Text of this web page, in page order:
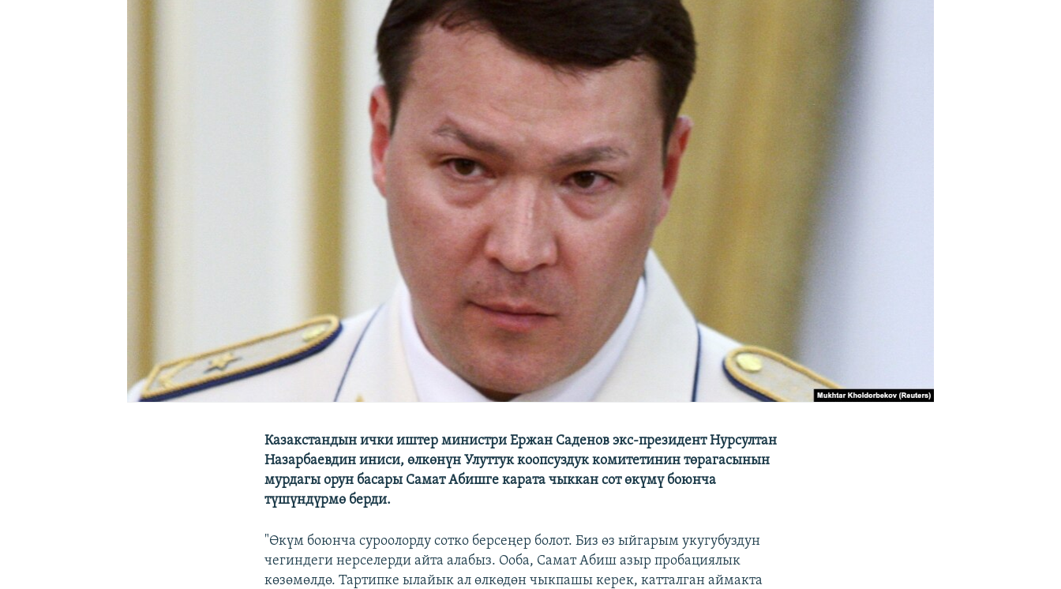
Казакстандын ички иштер министри Ержан Саденов экс-президент Нурсултан
Назарбаевдин иниси, өлкөнүн Улуттук коопсуздук комитетинин төрагасынын
мурдагы орун басары Самат Абишге карата чыккан сот өкүмү боюнча
түшүндүрмө берди.
"Өкүм боюнча суроолорду сотко берсеңер болот. Биз өз ыйгарым укугубуздун
чегиндеги нерселерди айта алабыз. Ооба, Самат Абиш азыр пробациялык
көзөмөлдө. Тартипке ылайык ал өлкөдөн чыкпашы керек, катталган аймакта